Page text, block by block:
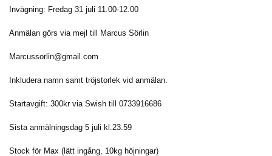
Invägning: Fredag 31 juli 11.00-12.00
Anmälan görs via mejl till Marcus Sörlin
Marcussorlin@gmail.com
Inkludera namn samt tröjstorlek vid anmälan.
Startavgift: 300kr via Swish till 0733916686
Sista anmälningsdag 5 juli kl.23.59
Stock för Max (lätt ingång, 10kg höjningar)